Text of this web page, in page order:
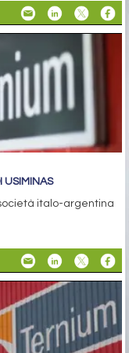
USIMINAS
italo-argentina